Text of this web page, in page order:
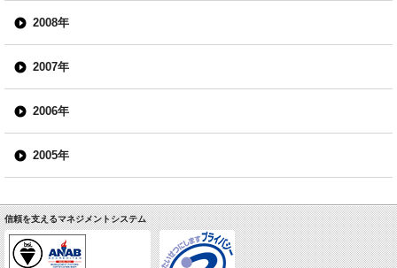
2008年
2007年
2006年
2005年
信頼を支えるマネジメントシステム